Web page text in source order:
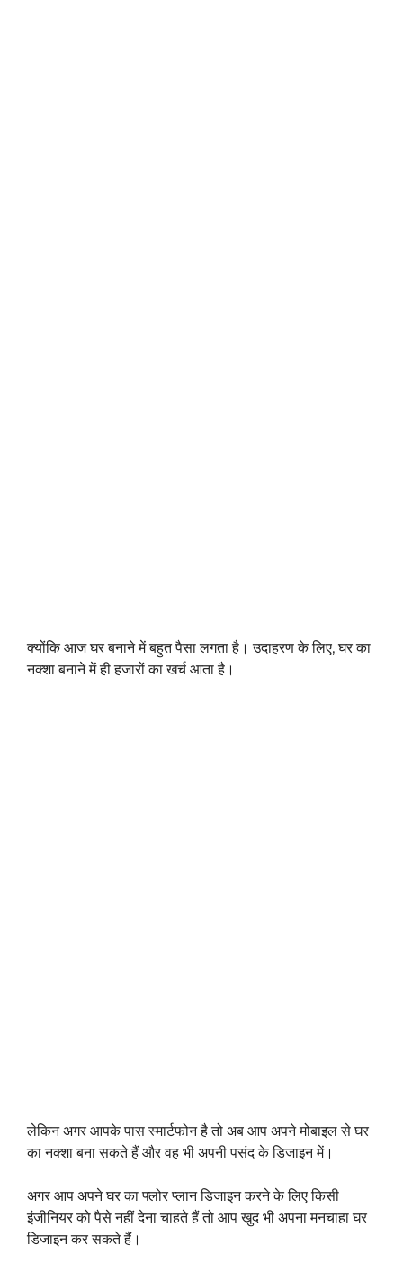
क्योंकि आज घर बनाने में बहुत पैसा लगता है। उदाहरण के लिए, घर का
नक्शा बनाने में ही हजारों का खर्च आता है।
लेकिन अगर आपके पास स्मार्टफोन है तो अब आप अपने मोबाइल से घर
का नक्शा बना सकते हैं और वह भी अपनी पसंद के डिजाइन में।
अगर आप अपने घर का फ्लोर प्लान डिजाइन करने के लिए किसी
इंजीनियर को पैसे नहीं देना चाहते हैं तो आप खुद भी अपना मनचाहा घर
डिजाइन कर सकते हैं।